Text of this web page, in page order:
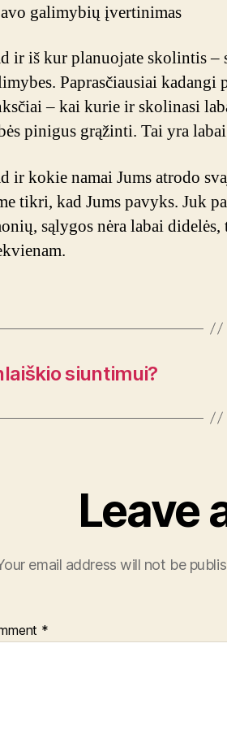
galimybių įvertinimas
ir iš kur planuojate skolintis –
Paprasčiausiai kadangi
– kai kurie ir skolinasi
pinigus grąžinti. Tai yra
ir kokie namai Jums atrodo
tikri, kad Jums pavyks. Juk
sąlygos nėra labai
siuntimui?
Leave
email address will not be
*